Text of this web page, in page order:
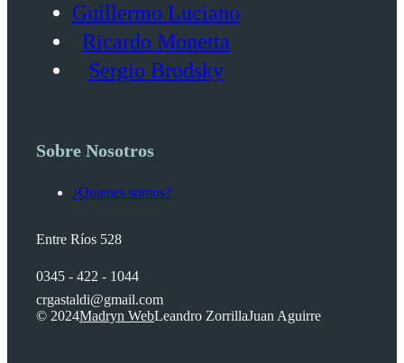
Guillermo Luciano
Ricardo Monetta
Sergio Brodsky
Sobre Nosotros
¿Quienes somos?
Entre Ríos 528
0345 - 422 - 1044
crgastaldi@gmail.com
© 2024Madryn WebLeandro ZorrillaJuan Aguirre